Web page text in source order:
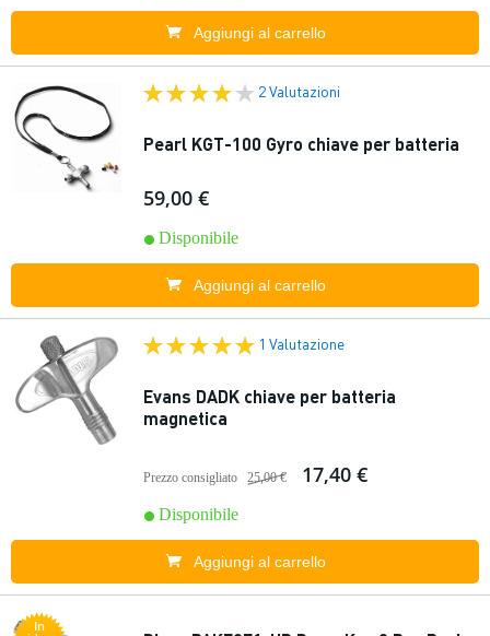
Aggiungi al carrello
2 Valutazioni
Pearl KGT-100 Gyro chiave per batteria
59,00 €
Disponibile
Aggiungi al carrello
1 Valutazione
Evans DADK chiave per batteria
magnetica
Prezzo consigliato 25,00 € 17,40 €
Disponibile
Aggiungi al carrello
In